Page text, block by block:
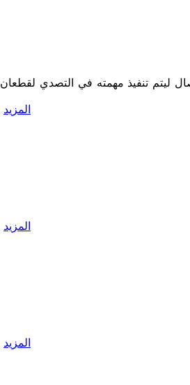
الاتصال ليتم تنفيذ مهمته في التصدي لقطعان
المزيد
المزيد
المزيد